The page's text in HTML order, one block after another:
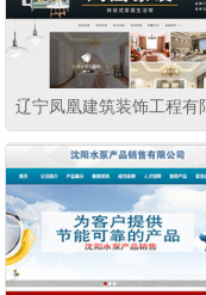
辽宁凤凰建筑装饰工程有